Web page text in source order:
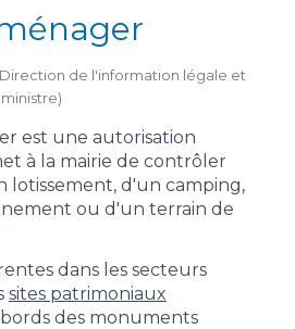
Direction de l'information légale et
est une autorisation
à la mairie de contrôler
lotissement, d'un camping,
ou d'un terrain de
dans les secteurs
sites patrimoniaux
des monuments